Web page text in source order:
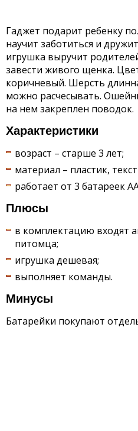
Гаджет подарит ребенку
научит заботиться и
игрушка выручит
завести живого щенка.
коричневый. Шерсть
можно расчесывать.
на нем закреплен поводок.
Характеристики
возраст – старше 3 лет;
материал – пластик,
работает от 3 батареек
Плюсы
в комплектацию входят
питомца;
игрушка дешевая;
выполняет команды.
Минусы
Батарейки покупают